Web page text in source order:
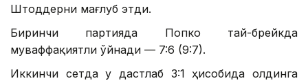
Штоддерни мағлуб этди.
Биринчи партияда Попко тай-брейкда
муваффақиятли ўйнади — 7:6 (9:7).
Иккинчи сетда у дастлаб 3:1 ҳисобида олдинга